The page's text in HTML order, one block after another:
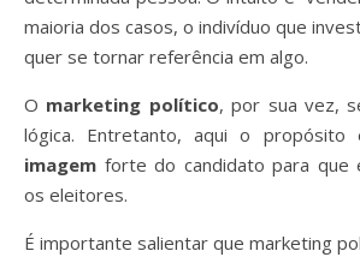
maioria dos casos, o indivíduo que
quer se tornar referência em algo.
O marketing político, por sua vez,
lógica. Entretanto, aqui o propósito
imagem forte do candidato para que
os eleitores.
É importante salientar que marketing